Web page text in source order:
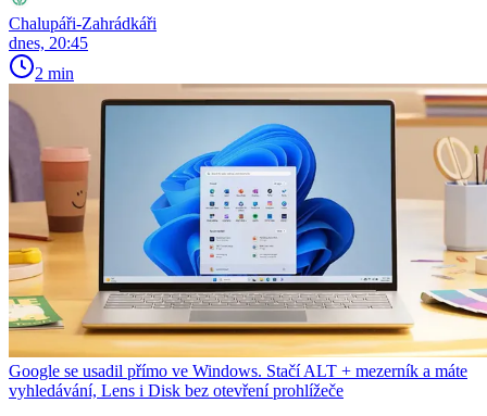
Chalupáři-Zahrádkáři
dnes, 20:45
2 min
Google se usadil přímo ve Windows. Stačí ALT + mezerník a máte
vyhledávání, Lens i Disk bez otevření prohlížeče